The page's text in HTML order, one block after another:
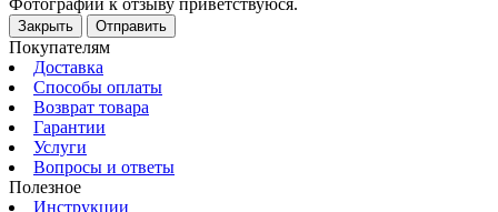
Фотографии к отзыву приветствуюся.
Закрыть Отправить
Покупателям
Доставка
Способы оплаты
Возврат товара
Гарантии
Услуги
Вопросы и ответы
Полезное
Инструкции